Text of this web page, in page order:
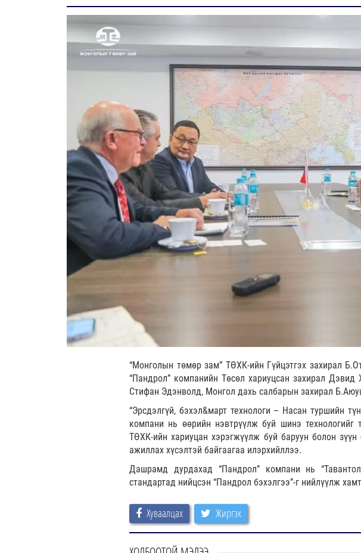
“Монголын төмөр зам” ТӨХК-ийн Гүйцэтгэх захирал
“Пандрол” компанийн Төсөл хариуцсан захирал
Стифан Эдэнволд, Монгол дахь салбарын захирал
“Эрсдэлгүй, бэхэл&март технологи – Насан туршийн
компани нь өөрийн нэвтрүүлж буй шинэ технологийг
ТӨХК-ийн хариуцан хэрэгжүүлж буй баруун болон
ажиллах хүсэлтэй байгаагаа илэрхийллээ.
Дашрамд дурдахад “Пандрол” компани нь
стандартад нийцсэн “Пандрол бэхэлгээ”-г нийлүүлж
Хуваалцах Жиргэх